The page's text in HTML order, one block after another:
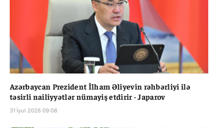
Azərbaycan Prezident İlham Əliyevin rəhbərliyi ilə
təsirli nailiyyətlər nümayiş etdirir - Japarov
31 İyul 2026 09:08